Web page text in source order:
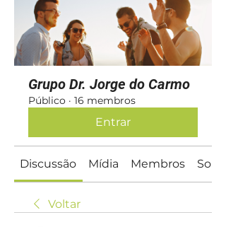
Grupo Dr. Jorge do Carmo
Público · 16 membros
Entrar
Discussão Mídia Membros Sobre
Voltar